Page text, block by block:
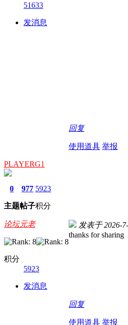
51633
发消息
回复
使用道具 举报
PLAYERG1
0
主题
977
帖子
5923
积分
论坛元老
积分
5923
发消息
发表于 2026-
thanks for sharing
回复
使用道具 举报